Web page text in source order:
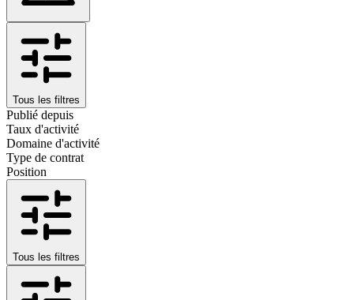
Tous les filtres
Publié depuis
Taux d'activité
Domaine d'activité
Type de contrat
Position
Tous les filtres